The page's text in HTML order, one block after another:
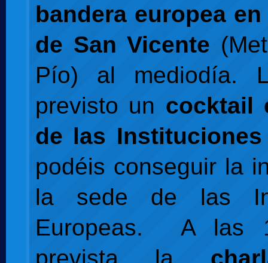
bandera europea
de San Vicente
Pío) al mediodía.
previsto un cocktail
de las Instituciones
podéis conseguir la
la sede de las
Europeas. A las
prevista la